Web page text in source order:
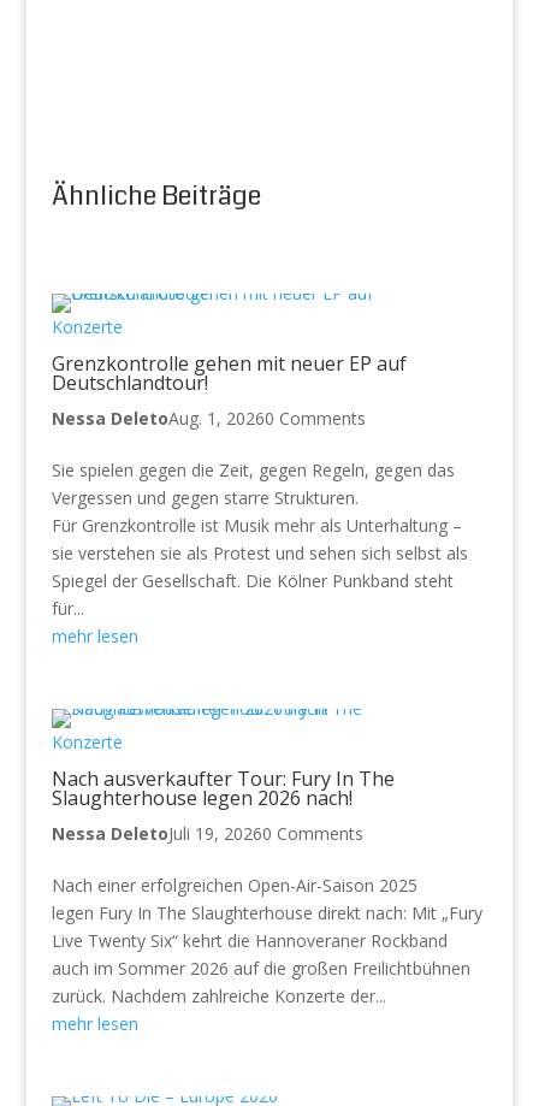
Ähnliche Beiträge
Konzerte
Grenzkontrolle gehen mit neuer EP auf
Deutschlandtour!
Nessa DeletoAug. 1, 20260 Comments
Sie spielen gegen die Zeit, gegen Regeln, gegen das
Vergessen und gegen starre Strukturen.
Für Grenzkontrolle ist Musik mehr als Unterhaltung –
sie verstehen sie als Protest und sehen sich selbst als
Spiegel der Gesellschaft. Die Kölner Punkband steht
für...
mehr lesen
Konzerte
Nach ausverkaufter Tour: Fury In The
Slaughterhouse legen 2026 nach!
Nessa DeletoJuli 19, 20260 Comments
Nach einer erfolgreichen Open-Air-Saison 2025
legen Fury In The Slaughterhouse direkt nach: Mit „Fury
Live Twenty Six“ kehrt die Hannoveraner Rockband
auch im Sommer 2026 auf die großen Freilichtbühnen
zurück. Nachdem zahlreiche Konzerte der...
mehr lesen